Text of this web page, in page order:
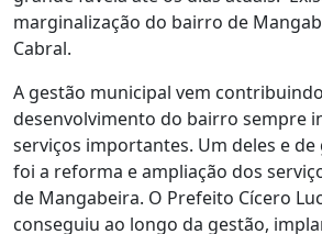
marginalização do bairro de
Cabral.
A gestão municipal vem
desenvolvimento do bairro sempre
serviços importantes. Um deles e
foi a reforma e ampliação dos
de Mangabeira. O Prefeito Cícero
conseguiu ao longo da gestão,